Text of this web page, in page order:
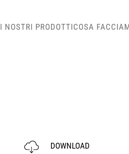
I NOSTRI PRODOTTICOSA
DOWNLOAD